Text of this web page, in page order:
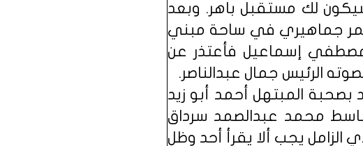
لك مستقبل باهر. وبعد
جماهيري في ساحة مبني
مصطفي إسماعيل فأعتذر عن
الرئيس جمال عبدالناصر.
المبتهل أحمد أبو زيد
محمد عبدالصمد سرداق
يجب ألا يقرأ أحد وظل